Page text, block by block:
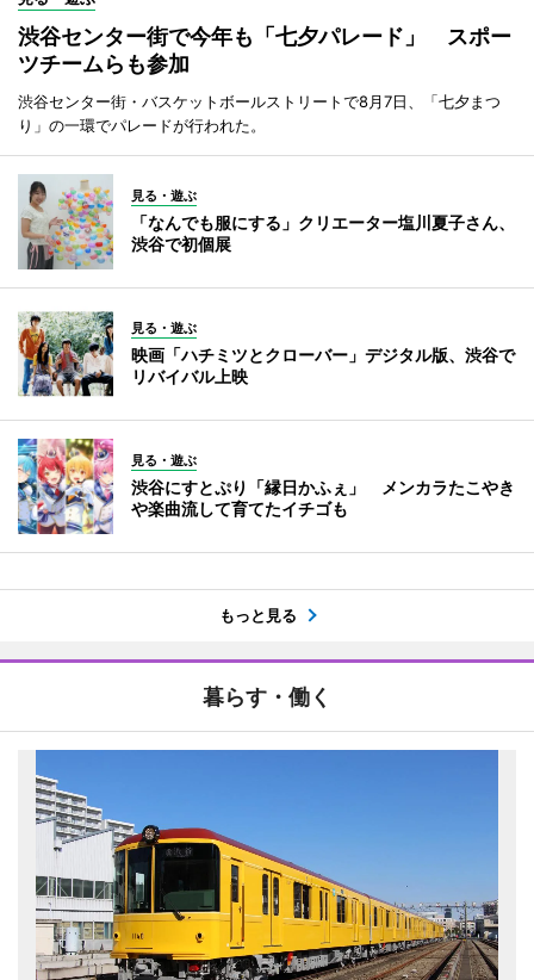
渋谷センター街で今年も「七夕パレード」 スポー
ツチームらも参加
渋谷センター街・バスケットボールストリートで8月7日、「七夕まつ
り」の一環でパレードが行われた。
見る・遊ぶ
「なんでも服にする」クリエーター塩川夏子さん、
渋谷で初個展
見る・遊ぶ
映画「ハチミツとクローバー」デジタル版、渋谷で
リバイバル上映
見る・遊ぶ
渋谷にすとぷり「縁日かふぇ」 メンカラたこやき
や楽曲流して育てたイチゴも
もっと見る
暮らす・働く